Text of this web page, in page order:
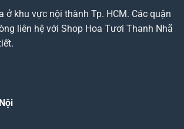
ở khu vực nội thành Tp. HCM. Các quận
liên hệ với Shop Hoa Tươi Thanh Nhã